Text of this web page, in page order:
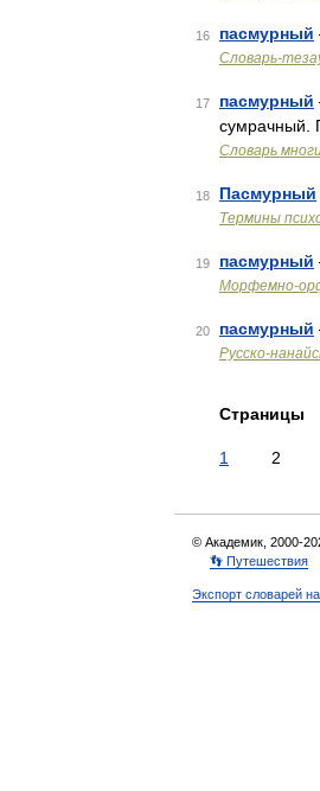
16 пасмурный
Словарь-
17 пасмурный
сумрачный.
Словарь
18 Пасмурный
Термины
19 пасмурный
Морфемно-
20 пасмурный
Русско-
Страницы
1 2
© Академик, 2000-
👣 Путешествия
Экспорт словарей